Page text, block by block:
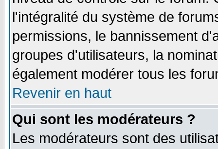
l'intégralité du système de
permissions, le bannissement
groupes d'utilisateurs, la
également modérer tous les
Revenir en haut
Qui sont les modérateurs ?
Les modérateurs sont des